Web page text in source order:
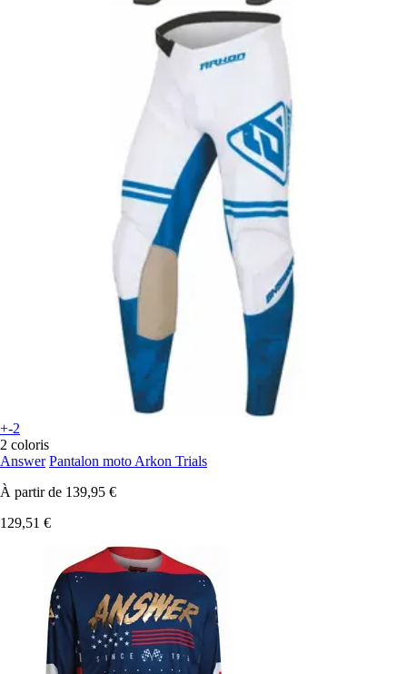
+-2
2 coloris
Answer Pantalon moto Arkon Trials
À partir de 139,95 €
129,51 €